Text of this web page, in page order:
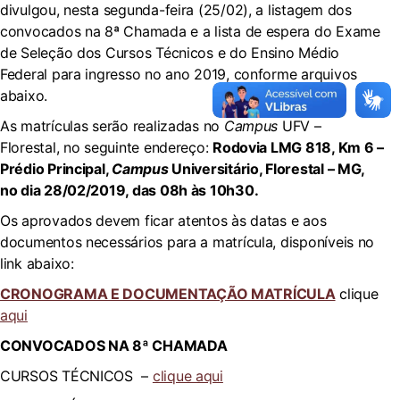
divulgou, nesta segunda-feira (25/02), a listagem dos
convocados na 8ª Chamada e a lista de espera do Exame
de Seleção dos Cursos Técnicos e do Ensino Médio
Federal para ingresso no ano 2019, conforme arquivos
abaixo.
As matrículas serão realizadas no Campus UFV –
Florestal, no seguinte endereço: Rodovia LMG 818, Km 6 –
Prédio Principal, CampusUniversitário, Florestal – MG,
no dia 28/02/2019, das 08h às 10h30.
Os aprovados devem ficar atentos às datas e aos
documentos necessários para a matrícula, disponíveis no
link abaixo:
CRONOGRAMA E DOCUMENTAÇÃO MATRÍCULAclique
aqui
CONVOCADOS NA 8ª CHAMADA
CURSOS TÉCNICOS – clique aqui